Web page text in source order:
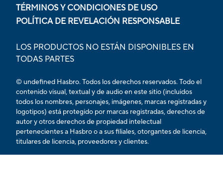
TÉRMINOS Y CONDICIONES DE USO
POLÍTICA DE REVELACIÓN RESPONSABLE
LOS PRODUCTOS NO ESTÁN DISPONIBLES EN
TODAS PARTES
© undefined Hasbro. Todos los derechos reservados. Todo el
contenido visual, textual y de audio en este sitio (incluidos
todos los nombres, personajes, imágenes, marcas registradas y
logotipos) está protegido por marcas registradas, derechos de
autor y otros derechos de propiedad intelectual
pertenecientes a Hasbro o a sus filiales, otorgantes de licencia,
titulares de licencia, proveedores y clientes.